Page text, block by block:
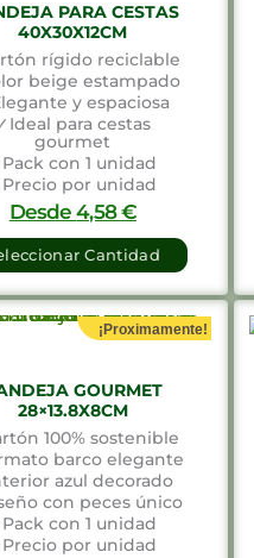
PARA CESTAS
40X30X12CM
rígido reciclable
beige estampado
y espaciosa
para cestas
gourmet
con 1 unidad
por unidad
Desde4,58€
Cantidad
¡Proximamente!
BAJO ENCARGO
GOURMET
28×13.8X8CM
100% sostenible
barco elegante
azul decorado
con peces único
con 1 unidad
por unidad